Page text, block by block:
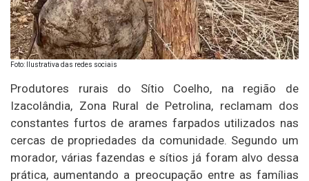
Foto: Ilustrativa das redes sociais
Produtores rurais do Sítio Coelho, na região de
Izacolândia, Zona Rural de Petrolina, reclamam dos
constantes furtos de arames farpados utilizados nas
cercas de propriedades da comunidade. Segundo um
morador, várias fazendas e sítios já foram alvo dessa
prática, aumentando a preocupação entre as famílias